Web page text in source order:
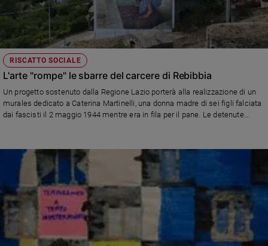
RISCATTO SOCIALE
L'arte "rompe" le sbarre del carcere di Rebibbia
Un progetto sostenuto dalla Regione Lazio porterà alla realizzazione di un
murales dedicato a Caterina Martinelli, una donna madre di sei figli falciata
dai fascisti il 2 maggio 1944 mentre era in fila per il pane. Le detenute